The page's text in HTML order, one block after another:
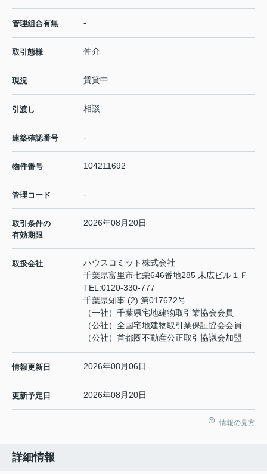
管理組合有無 -
取引態様 仲介
現況 賃貸中
引渡し 相談
建築確認番号 -
物件番号 104211692
管理コード -
取引条件の
有効期限
2026年08月20日
取扱会社
ハウスコミット株式会社
千葉県富里市七栄646番地285 末広ビル１Ｆ
TEL:0120-330-777
千葉県知事 (2) 第017672号
（一社）千葉県宅地建物取引業協会会員
（公社）全国宅地建物取引業保証協会会員
（公社）首都圏不動産公正取引協議会加盟
情報更新日 2026年08月06日
更新予定日 2026年08月20日
情報の見方
詳細情報